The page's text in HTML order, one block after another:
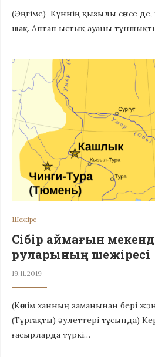
(Әңгіме) Күннің қызылы сөнсе
шақ. Аптап ыстық ауаны
Шежіре
Сібір аймағын
руларының шежіресі
19.11.2019
(Көшім ханның заманынан бері
(Тұрғақты) әулеттері тұсында)
ғасырларда түркі…